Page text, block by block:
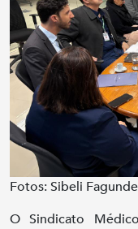
Fotos: Sibeli
O Sindicato